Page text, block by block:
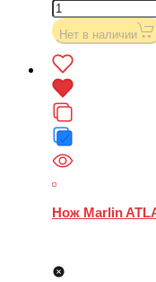
Нет в наличии
Нож Marlin